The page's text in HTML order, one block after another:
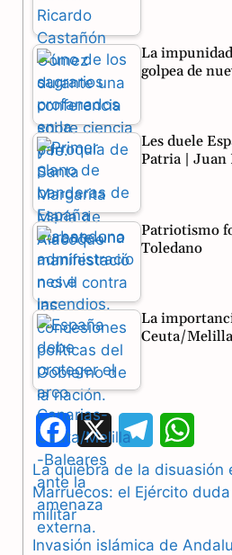
k
La
golpea de
Les duele
Patria | Juan
Patriotismo
Toledano
La
Ceuta/
F
a
c
e
X
e
l
h
a
La quiebra de la disuasión
Marruecos: el Ejército
militar
Invasión islámica de